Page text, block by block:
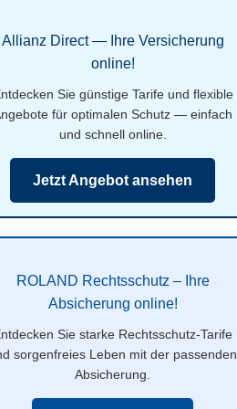
Allianz Direct — Ihre Versicherung
online!
Sie günstige Tarife und flexible
für optimalen Schutz — einfach
und schnell online.
Jetzt Angebot ansehen
ROLAND Rechtsschutz – Ihre
Absicherung online!
Sie starke Rechtsschutz-Tarife
sorgenfreies Leben mit der passenden
Absicherung.